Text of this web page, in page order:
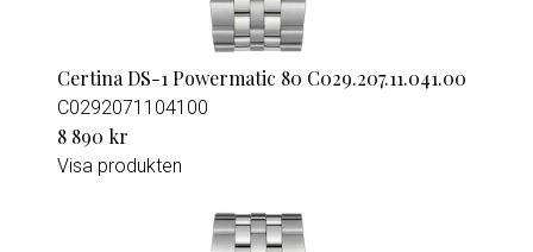
Certina DS-1 Powermatic 80 C029.207.11.041.00
C0292071104100
8 890 kr
Visa produkten